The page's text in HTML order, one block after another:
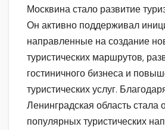
Москвина стало развитие
Он активно поддерживал
направленные на создание
туристических маршрутов,
гостиничного бизнеса и
туристических услуг.
Ленинградская область
популярных туристических